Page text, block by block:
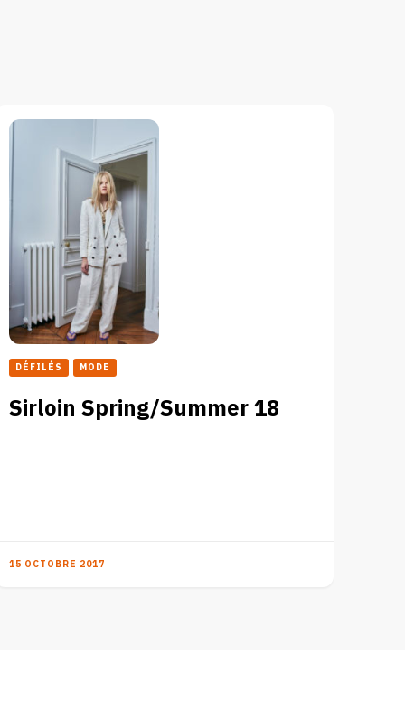
DÉFILÉS MODE
Sirloin Spring/Summer 18
15 OCTOBRE 2017